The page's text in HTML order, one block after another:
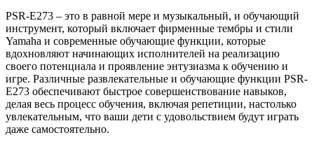
PSR-E273 – это в равной мере и музыкальный, и обучающий
инструмент, который включает фирменные тембры и стили
Yamaha и современные обучающие функции, которые
вдохновляют начинающих исполнителей на реализацию
своего потенциала и проявление энтузиазма к обучению и
игре. Различные развлекательные и обучающие функции PSR-
E273 обеспечивают быстрое совершенствование навыков,
делая весь процесс обучения, включая репетиции, настолько
увлекательным, что ваши дети с удовольствием будут играть
даже самостоятельно.